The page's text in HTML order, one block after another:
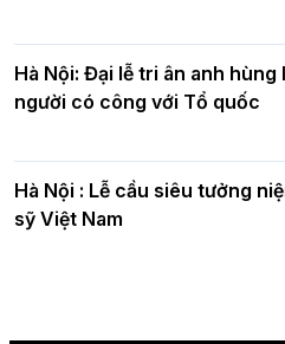
Hà Nội: Đại lễ tri ân anh hùng
người có công với Tổ quốc
Hà Nội : Lễ cầu siêu tưởng
sỹ Việt Nam